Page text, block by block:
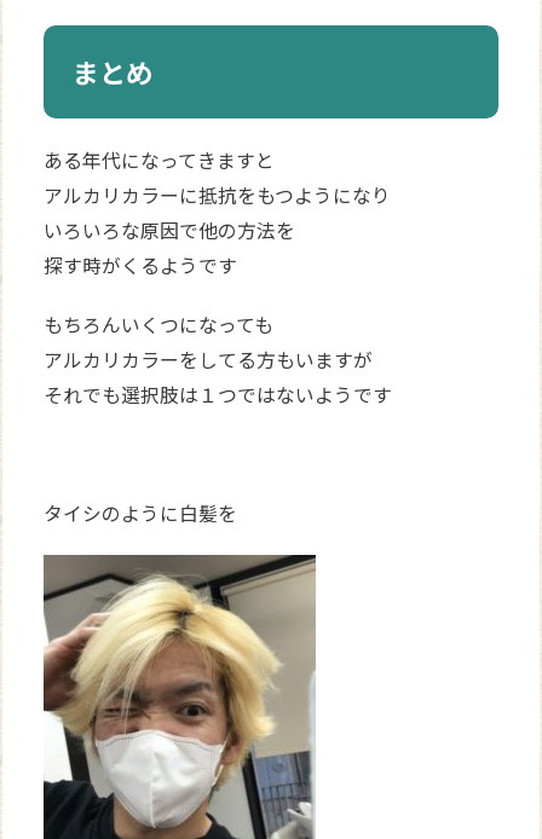
まとめ
ある年代になってきますと
アルカリカラーに抵抗をもつようになり
いろいろな原因で他の方法を
探す時がくるようです
もちろんいくつになっても
アルカリカラーをしてる方もいますが
それでも選択肢は１つではないようです
タイシのように白髪を